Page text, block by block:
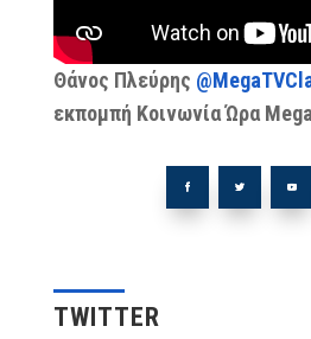
Θάνος Πλεύρης
εκπομπή Κοινωνία Ώρα
TWITTER